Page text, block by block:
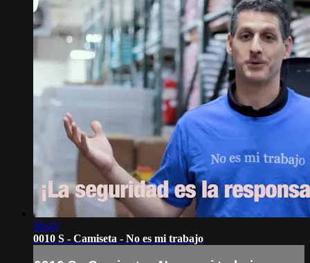
00:40
0010 S - Camiseta - No es mi trabajo